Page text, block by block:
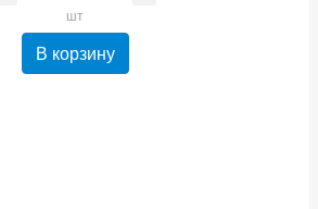
шт
В корзину